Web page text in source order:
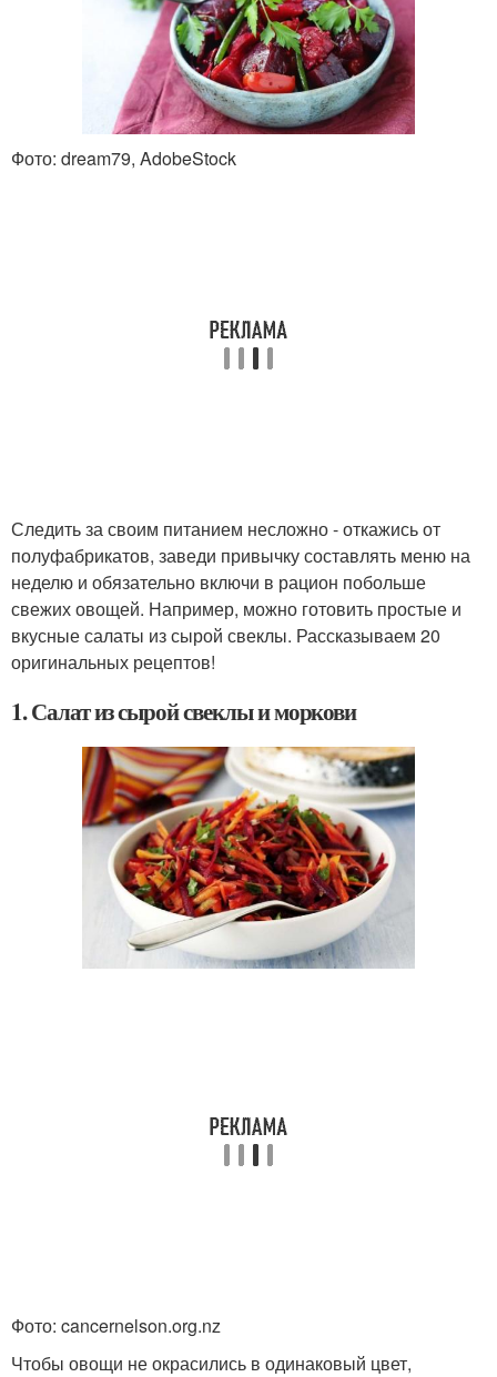
Фото: dream79, AdobeStock
Следить за своим питанием несложно - откажись от
полуфабрикатов, заведи привычку составлять меню на
неделю и обязательно включи в рацион побольше
свежих овощей. Например, можно готовить простые и
вкусные салаты из сырой свеклы. Рассказываем 20
оригинальных рецептов!
1. Салат из сырой свеклы и моркови
Фото: cancernelson.org.nz
Чтобы овощи не окрасились в одинаковый цвет,